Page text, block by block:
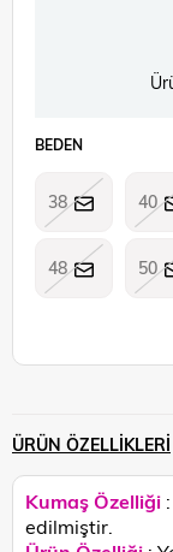
BEDEN
38 40
48 50
ÜRÜN ÖZELLIKLERI
Kumaş Özelliği
edilmiştir.